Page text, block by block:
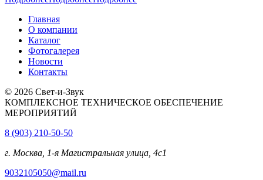
Главная
О компании
Каталог
Фотогалерея
Новости
Контакты
© 2026 Свет-и-Звук
КОМПЛЕКСНОЕ ТЕХНИЧЕСКОЕ ОБЕСПЕЧЕНИЕ
МЕРОПРИЯТИЙ
8 (903) 210-50-50
г. Москва, 1-я Магистральная улица, 4с1
9032105050@mail.ru